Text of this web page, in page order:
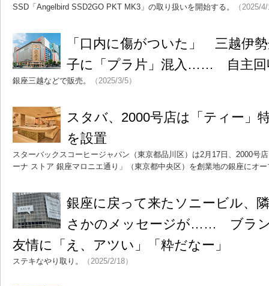
SSD「Angelbird SSD2GO PKT MK3」の取り扱いを開始する。
（2025/
「口内に傷がついた」 三越伊
子に「プラ片」混入…… 自主回
銀座三越などで販売。 （2025/3/5）
スタバ、2000号店は「ティー
を設置
スターバックスコーヒージャパン（東京都品川区）は2月17日、2000号
ーナ ストア 銀座マロニエ通り」（東京都中央区）を創業地の銀座にオ
銀座に戻って来たソニービル、
さかのメッセージが…… ブラン
友情に「え、アツい」「粋だなー」
ステキなやり取り。 （2025/2/18）